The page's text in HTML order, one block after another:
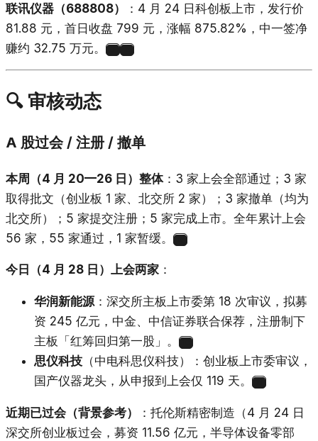
联讯仪器（688808）
：4 月 24 日科创板上市，发行价
81.88 元，首日收盘 799 元，涨幅 875.82%，中一签净
赚约 32.75 万元。
🔍 审核动态
A 股过会 / 注册 / 撤单
本周（4 月 20—26 日）整体：3 家上会全部通过；3 家
取得批文（创业板 1 家、北交所 2 家）；3 家撤单（均为
北交所）；5 家提交注册；5 家完成上市。全年累计上会
56 家，55 家通过，1 家暂缓。
今日（4 月 28 日）上会两家 ：
华润新能源：深交所主板上市委第 18 次审议，拟募
资 245 亿元，中金、中信证券联合保荐，注册制下
主板「红筹回归第一股」。
思仪科技 （中电科思仪科技）：创业板上市委审议，
国产仪器龙头，从申报到上会仅 119 天。
近期已过会（背景参考）
：托伦斯精密制造（4 月 24 日
深交所创业板过会，募资 11.56 亿元，半导体设备零部